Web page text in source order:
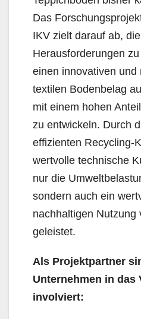
Das
IKV zielt darauf ab,
Herausforderungen
einen innovativen und
textilen Bodenbelag
mit einem hohen
zu entwickeln. Durch
effizienten Recycling-
wertvolle technische
nur die
sondern auch ein
nachhaltigen Nutzung
geleistet.
Als Projektpartner
Unternehmen in das
involviert: